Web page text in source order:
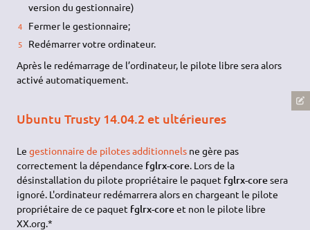
version du gestionnaire)
Fermer le gestionnaire;
Redémarrer votre ordinateur.
Après le redémarrage de l’ordinateur, le pilote libre sera alors
activé automatiquement.
Ubuntu Trusty 14.04.2 et ultérieures
Legestionnaire de pilotes additionnels ne gère pas
correctement la dépendance fglrx-core . Lors de la
désinstallation du pilote propriétaire le paquet fglrx-coresera
ignoré. L'ordinateur redémarrera alors en chargeant le pilote
propriétaire de ce paquet fglrx-coreet non le pilote libre
XX.org.*